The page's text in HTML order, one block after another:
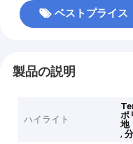
ベストプライス
製品の説明
ハイライト
ポ
地
,